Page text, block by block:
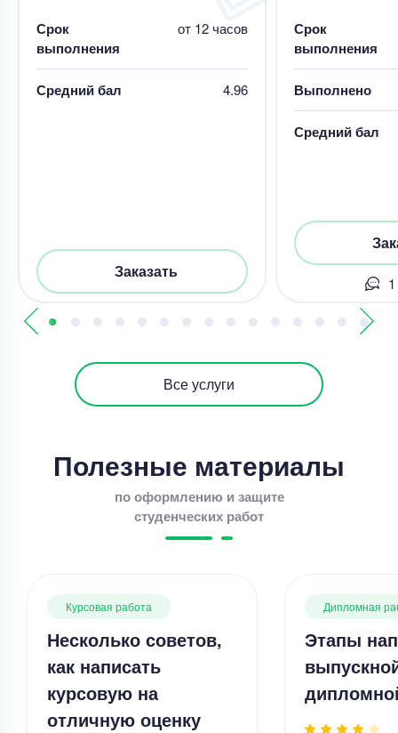
Срок
выполнения
от 12 часов
Средний бал 4.96
Заказать
Срок
выполнения
Выполнено
Средний бал
Все услуги
Полезные материалы
по оформлению и защите
студенческих работ
Курсовая работа
Несколько советов,
как написать
курсовую на
отличную оценку
Дипломная
Этапы